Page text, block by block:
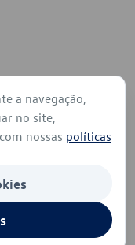
a navegação,
no site,
nossas políticas